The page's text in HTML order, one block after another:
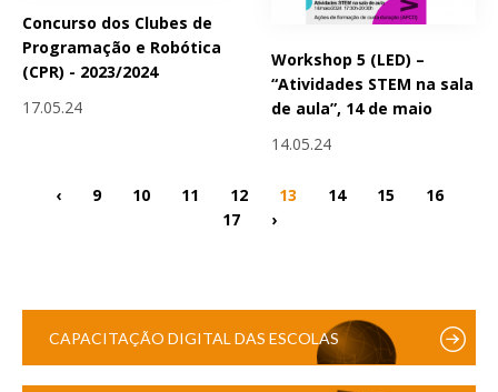
Concurso dos Clubes de
Programação e Robótica
(CPR) - 2023/2024
17.05.24
Workshop 5 (LED) –
“Atividades STEM na sala
de aula”, 14 de maio
14.05.24
‹ 9 10 11 12 13 14 15
16
17
›
CAPACITAÇÃO DIGITAL DAS ESCOLAS